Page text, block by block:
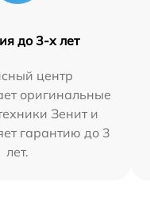
до 3-х лет
центр
оригинальные
Зенит и
гарантию до 3
лет.